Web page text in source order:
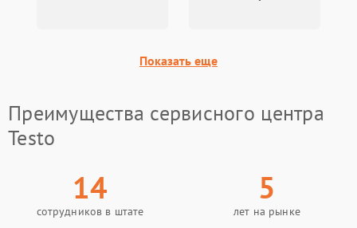
Показать еще
Преимущества сервисного центра
Testo
14
сотрудников в штате
5
лет на рынке